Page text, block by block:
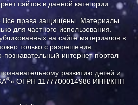
сайтов в данной категории.
Все права защищены. Материалы
для частного использования.
на сайте материалов в
только с разрешения
интернет-портал
развитию детей и
®» ОГРН 1177700014986 ИНН/КПП